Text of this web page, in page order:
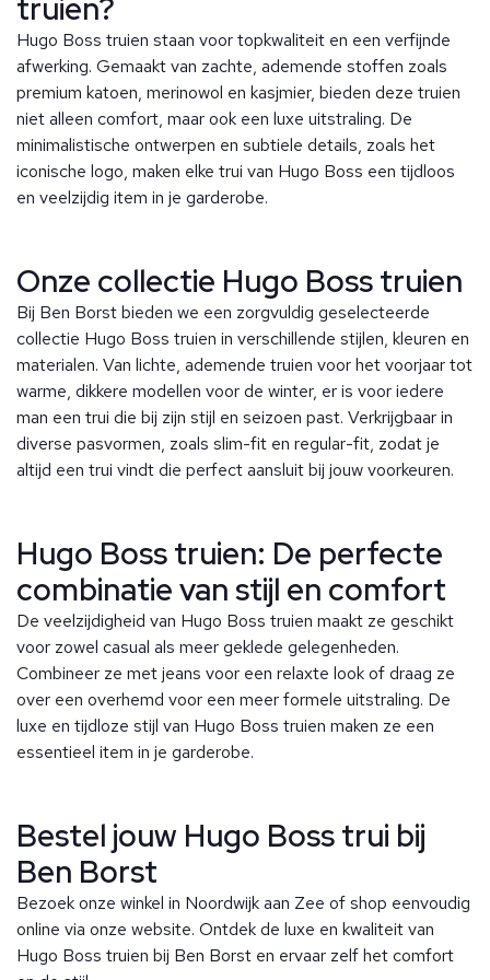
truien?
Hugo Boss truien staan voor topkwaliteit en een verfijnde
afwerking. Gemaakt van zachte, ademende stoffen zoals
premium katoen, merinowol en kasjmier, bieden deze truien
niet alleen comfort, maar ook een luxe uitstraling. De
minimalistische ontwerpen en subtiele details, zoals het
iconische logo, maken elke trui van Hugo Boss een tijdloos
en veelzijdig item in je garderobe.
Onze collectie Hugo Boss truien
Bij Ben Borst bieden we een zorgvuldig geselecteerde
collectie Hugo Boss truien in verschillende stijlen, kleuren en
materialen. Van lichte, ademende truien voor het voorjaar tot
warme, dikkere modellen voor de winter, er is voor iedere
man een trui die bij zijn stijl en seizoen past. Verkrijgbaar in
diverse pasvormen, zoals slim-fit en regular-fit, zodat je
altijd een trui vindt die perfect aansluit bij jouw voorkeuren.
Hugo Boss truien: De perfecte
combinatie van stijl en comfort
De veelzijdigheid van Hugo Boss truien maakt ze geschikt
voor zowel casual als meer geklede gelegenheden.
Combineer ze met jeans voor een relaxte look of draag ze
over een overhemd voor een meer formele uitstraling. De
luxe en tijdloze stijl van Hugo Boss truien maken ze een
essentieel item in je garderobe.
Bestel jouw Hugo Boss trui bij
Ben Borst
Bezoek onze winkel in Noordwijk aan Zee of shop eenvoudig
online via onze website. Ontdek de luxe en kwaliteit van
Hugo Boss truien bij Ben Borst en ervaar zelf het comfort